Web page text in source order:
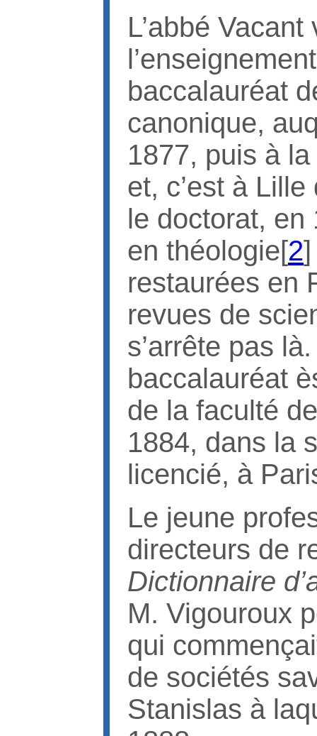
L’abbé
baccalauréat
canonique,
1877, puis à
et, c’est à
le doctorat, en
en théologie[2
restaurées en
revues de
s’arrête pas
baccalauréat
de la faculté
1884, dans la
licencié, à
Le jeune
directeurs de
Dictionnaire
M. Vigouroux
qui
de sociétés
Stanislas à